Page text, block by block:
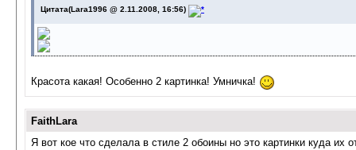
Цитата(Lara1996 @ 2.11.2008, 16:56)
Красота какая! Особенно 2 картинка! Умничка!
FaithLara
Я вот кое что сделала в стиле 2 обоины но это картинки куда их